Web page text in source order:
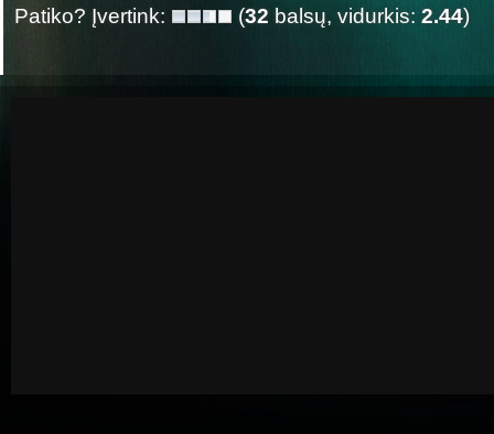
Patiko? Įvertink:
(32 balsų, vidurkis: 2.44)